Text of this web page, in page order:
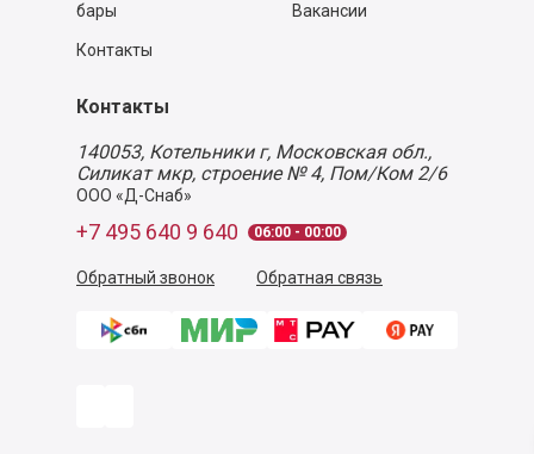
бары
Контакты
Вакансии
Контакты
140053, Котельники г, Московская обл.,
Силикат мкр, строение № 4, Пом/Ком 2/6
ООО «Д-Снаб»
+7 495 640 9 640 06:00 - 00:00
Обратный звонок Обратная связь